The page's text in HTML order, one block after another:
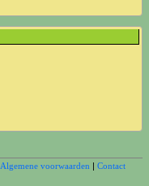
Algemene voorwaarden | Contact